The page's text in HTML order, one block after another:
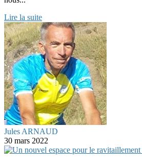
Lire la suite
Jules ARNAUD
30 mars 2022